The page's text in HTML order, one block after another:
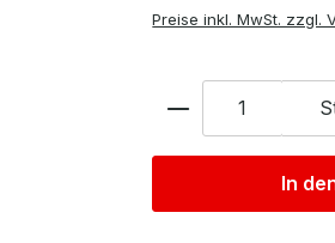
Preise inkl. MwSt. zzgl.
Anzahl
In